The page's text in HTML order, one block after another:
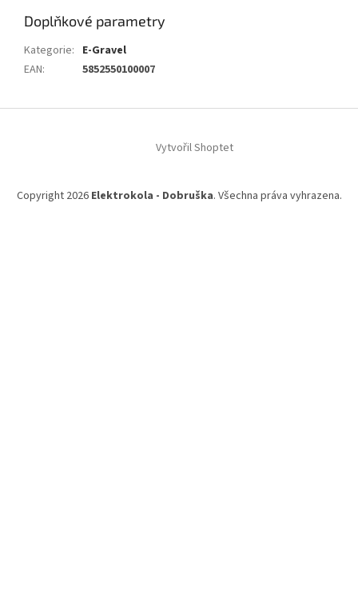
Doplňkové parametry
Kategorie: E-Gravel
EAN: 5852550100007
Vytvořil Shoptet
Copyright 2026 Elektrokola - Dobruška. Všechna práva vyhrazena.